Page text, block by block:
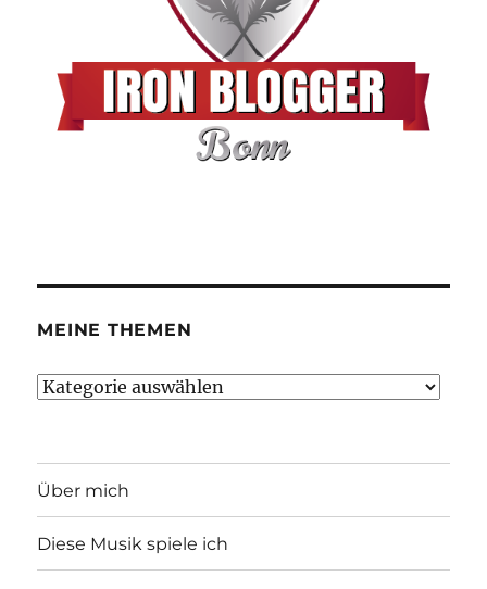
MEINE THEMEN
Meine
Über mich
Diese Musik spiele ich